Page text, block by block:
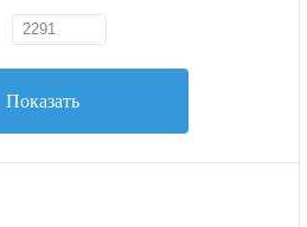
Показать